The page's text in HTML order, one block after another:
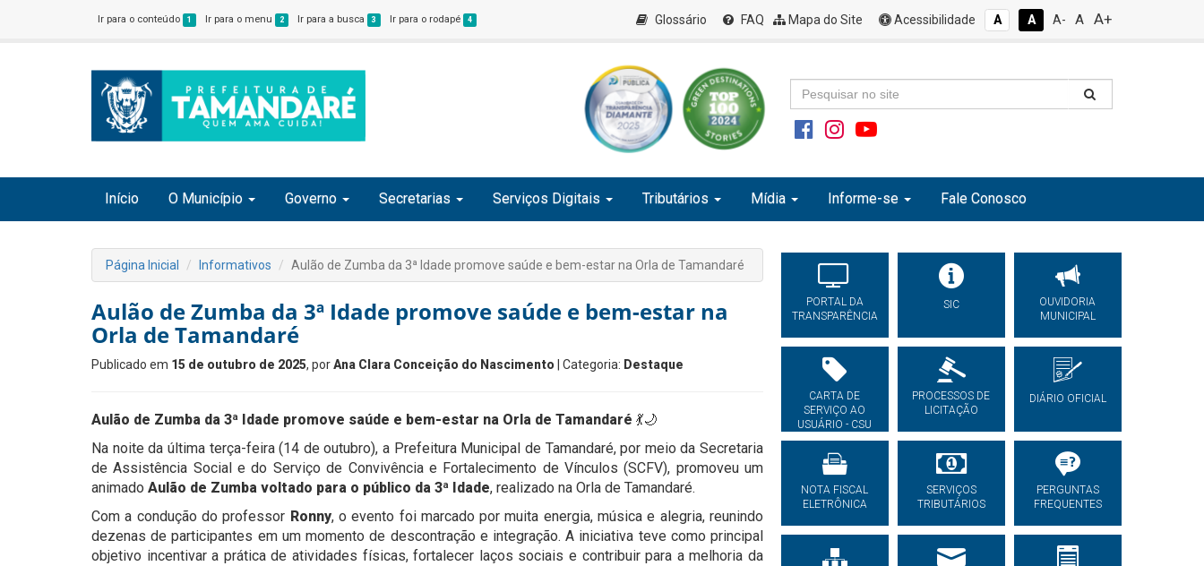
Ir para o conteúdo 1 Ir para o menu 2 Ir para a busca 3 Ir para o rodapé 4 Glossário FAQ Mapa do Site Acessibilidade A A A- A A+
Início O Município Governo Secretarias Serviços Digitais Tributários Mídia Informe-se Fale Conosco
Página Inicial Informativos Aulão de Zumba da 3ª Idade promove saúde e bem-estar na Orla de Tamandaré
Aulão de Zumba da 3ª Idade promove saúde e bem-estar na
Orla de Tamandaré
Publicado em 15 de outubro de 2025, porAna Clara Conceição do Nascimento | Categoria: Destaque
Aulão de Zumba da 3ª Idade promove saúde e bem-estar na Orla de Tamandaré 💃🌙
Na noite da última terça-feira (14 de outubro), a Prefeitura Municipal de Tamandaré, por meio da Secretaria
de Assistência Social e do Serviço de Convivência e Fortalecimento de Vínculos (SCFV), promoveu um
animado Aulão de Zumba voltado para o público da 3ª Idade, realizado na Orla de Tamandaré.
Com a condução do professor Ronny, o evento foi marcado por muita energia, música e alegria, reunindo
dezenas de participantes em um momento de descontração e integração. A iniciativa teve como principal
objetivo incentivar a prática de atividades físicas, fortalecer laços sociais e contribuir para a melhoria da
PORTAL DA
TRANSPARÊNCIA
SIC
OUVIDORIA
MUNICIPAL
CARTA DE
SERVIÇO AO
USUÁRIO - CSU
PROCESSOS DE
LICITAÇÃO
DIÁRIO OFICIAL
NOTA FISCAL
ELETRÔNICA
SERVIÇOS
TRIBUTÁRIOS
PERGUNTAS
FREQUENTES